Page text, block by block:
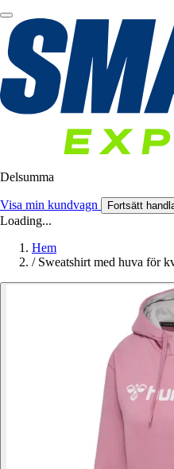
Delsumma
Visa min kundvagn Fortsätt
Loading...
Hem
/ Sweatshirt med huva för